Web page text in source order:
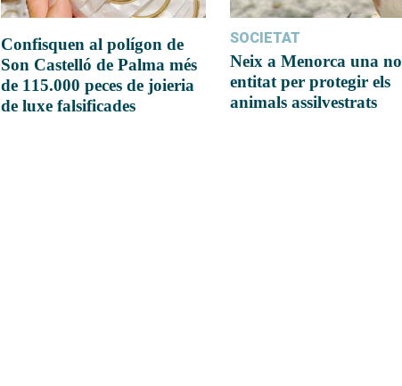
Confisquen al polígon de
Son Castelló de Palma més
de 115.000 peces de joieria
de luxe falsificades
SOCIETAT
Neix a Menorca una
entitat per protegir els
animals assilvestrats